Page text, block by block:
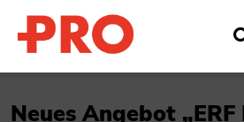
Neues Angebot „ERF